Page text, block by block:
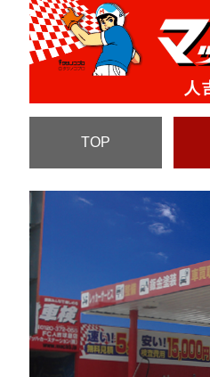
人
TOP